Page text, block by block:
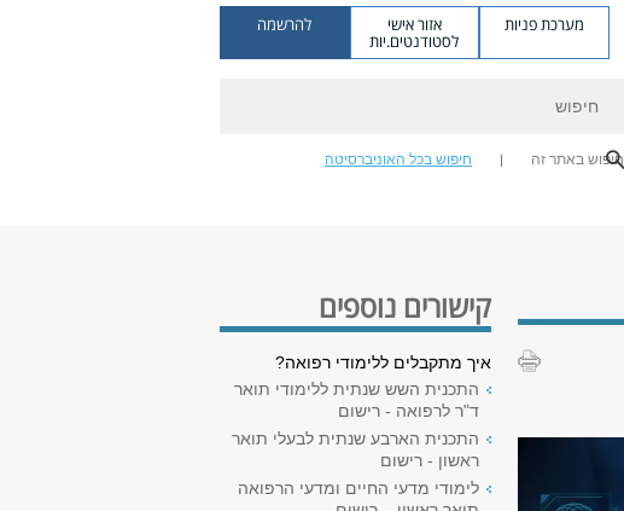
מערכת פניות אזור אישי
לסטודנטים.יות
להרשמה
חיפוש באתר זה חיפוש בכל האוניברסיטה
קישורים נוספים
איך מתקבלים ללימודי רפואה?
התכנית השש שנתית ללימודי תואר
ד"ר לרפואה - רישום
התכנית הארבע שנתית לבעלי תואר
ראשון - רישום
לימודי מדעי החיים ומדעי הרפואה